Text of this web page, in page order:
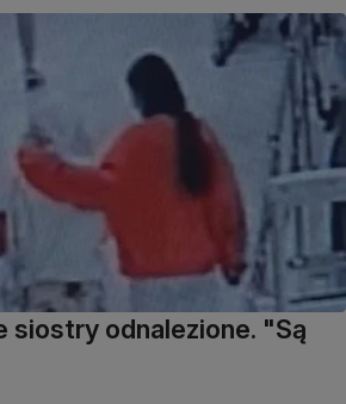
siostry odnalezione. "Są